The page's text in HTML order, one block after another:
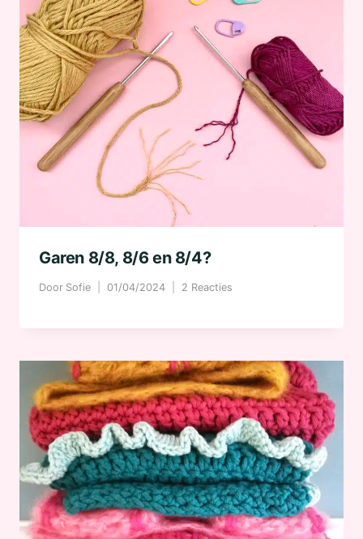
Garen 8/8, 8/6 en 8/4?
Door Sofie 01/04/2024 2 Reacties